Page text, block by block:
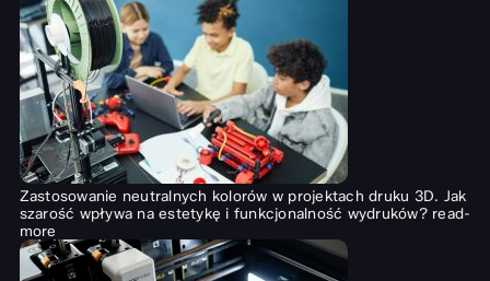
Zastosowanie neutralnych kolorów w projektach druku 3D. Jak
szarość wpływa na estetykę i funkcjonalność wydruków? read-
more